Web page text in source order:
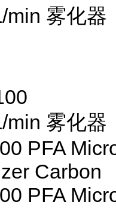
min 雾化器
min 雾化器
PFA
Carbon
PFA